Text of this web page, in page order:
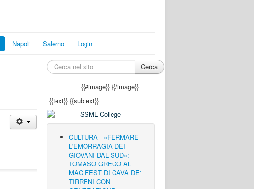
Napoli Salerno Login
Cerca
{{#image}}{{/image}}
{{text}} {{subtext}}
CULTURA - «FERMARE
L'EMORRAGIA DEI
GIOVANI DAL SUD»:
TOMASO GRECO AL
MAC FEST DI CAVA DE'
TIRRENI CON